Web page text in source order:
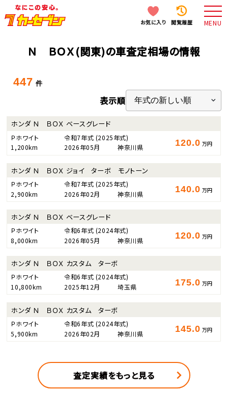
お気に入り 閲覧履歴 MENU
Ｎ ＢＯＸ(関東)の車査定相場の情報
447 件
表示順
ホンダ Ｎ ＢＯＸ ベースグレード
Ｐホワイト 令和7年式 (2025年式)
1,200km
2026年05月 神奈川県 120.0 万円
ホンダ Ｎ ＢＯＸ ジョイ ターボ モノトーン
Ｐホワイト 令和7年式 (2025年式)
2,900km
2026年02月 神奈川県 140.0 万円
ホンダ Ｎ ＢＯＸ ベースグレード
Ｐホワイト 令和6年式 (2024年式)
8,000km
2026年05月 神奈川県 120.0 万円
ホンダ Ｎ ＢＯＸ カスタム ターボ
Ｐホワイト 令和6年式 (2024年式)
10,800km
2025年12月 埼玉県 175.0 万円
ホンダ Ｎ ＢＯＸ カスタム ターボ
Ｐホワイト 令和6年式 (2024年式)
5,900km
2026年02月 神奈川県 145.0 万円
査定実績をもっと見る